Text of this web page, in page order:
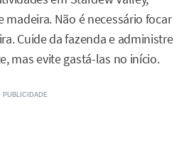
madeira. Não é necessário focar
Cuide da fazenda e administre
mas evite gastá-las no início.